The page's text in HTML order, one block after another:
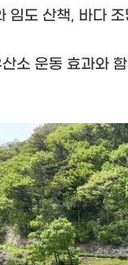
임도 산책, 바다
소 운동 효과와